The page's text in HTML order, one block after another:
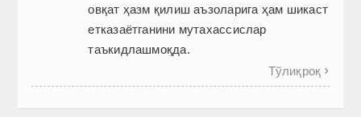
овқат ҳазм қилиш аъзоларига ҳам шикаст
етказаётганини мутахассислар
таъкидлашмоқда.
Тўлиқроқ 